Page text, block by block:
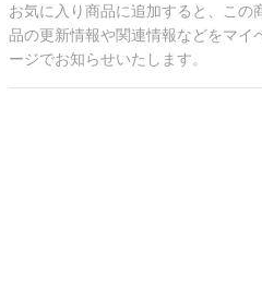
お気に入り商品に追加すると、この
品の更新情報や関連情報などをマイ
ージでお知らせいたします。